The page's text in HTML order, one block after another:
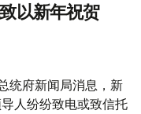
以新年祝贺
府新闻局消息，新
人纷纷致电或致信托